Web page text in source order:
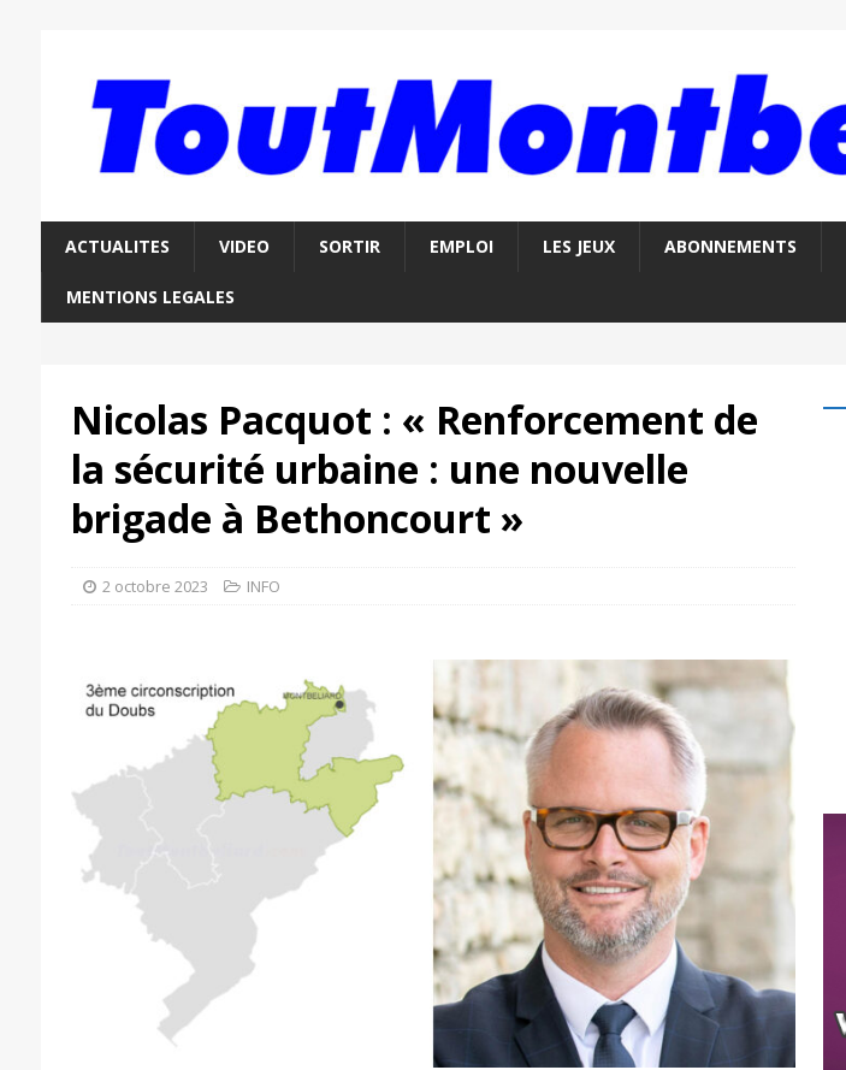
ACTUALITES VIDEO SORTIR EMPLOI LES JEUX ABONNEMENTS
MENTIONS LEGALES
Nicolas Pacquot : « Renforcement de
la sécurité urbaine : une nouvelle
brigade à Bethoncourt »
2 octobre 2023 INFO